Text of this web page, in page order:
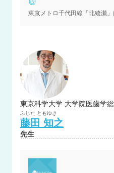
東京メトロ千代田線「北綾瀬
東京科学大学 大学院医歯学
ふじた ともゆき
藤田 知之
先生